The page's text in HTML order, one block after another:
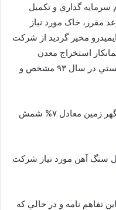
سرمايه گذاري و تکميل
مقرر، خاک مورد نياز
مخير گرديد از شرکت
استخراج معدن
استفاده نمايد. (اين بند قرارداد عملاً بايستي در سال ۹۳ مشخص و
۳- قيمت سنگ آهن تحويلي به شرکت گهر زمين معادل ۷% شمش
متعهد گرديد به مدت ۲۵ سال سنگ آهن مورد نياز شرکت
تفاهم نامه و در حالي که